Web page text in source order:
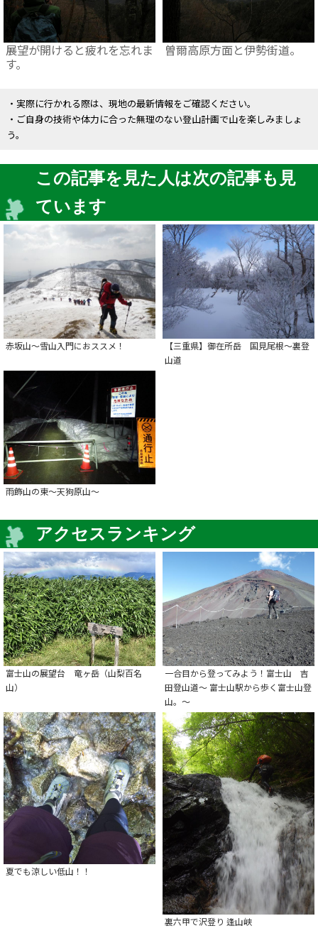
展望が開けると疲れを忘れま
す。
曽爾高原方面と伊勢街道。
・実際に行かれる際は、現地の最新情報をご確認ください。
・ご自身の技術や体力に合った無理のない登山計画で山を楽しみましょ
う。
この記事を見た人は次の記事も見
ています
赤坂山～雪山入門におススメ！
【三重県】御在所岳 国見尾根～裏登
山道
雨飾山の東～天狗原山～
アクセスランキング
富士山の展望台 竜ヶ岳（山梨百名
山）
一合目から登ってみよう！富士山 吉
田登山道～ 富士山駅から歩く富士山登
山。～
夏でも涼しい低山！！
裏六甲で沢登り 逢山峡